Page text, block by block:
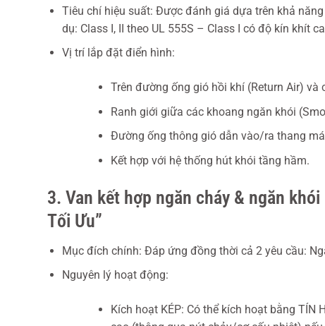
Tiêu chí hiệu suất: Được đánh giá dựa trên khả
dụ: Class I, II theo UL 555S – Class I có độ kín khít
Vị trí lắp đặt điển hình:
Trên đường ống gió hồi khí (Return Air) và
Ranh giới giữa các khoang ngăn khói
Đường ống thông gió dẫn vào/ra thang
Kết hợp với hệ thống hút khói tầng hầm.
3. Van kết hợp ngăn cháy & ngăn
Tối Ưu”
Mục đích chính: Đáp ứng đồng thời cả 2 yêu cầu:
Nguyên lý hoạt động:
Kích hoạt KÉP: Có thể kích hoạt bằng TÍN